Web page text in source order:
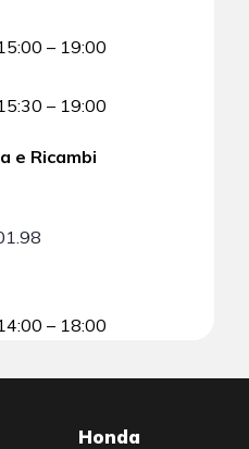
– 19:00
– 19:00
e Ricambi
– 18:00
Honda